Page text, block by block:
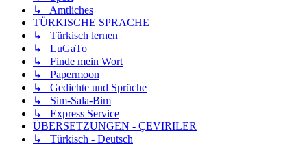
↳ Amtliches
TÜRKISCHE SPRACHE
↳ Türkisch lernen
↳ LuGaTo
↳ Finde mein Wort
↳ Papermoon
↳ Gedichte und Sprüche
↳ Sim-Sala-Bim
↳ Express Service
ÜBERSETZUNGEN - ÇEVIRILER
↳ Türkisch - Deutsch